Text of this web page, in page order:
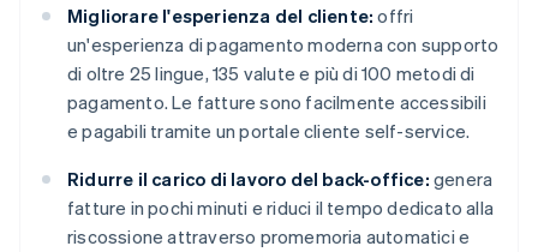
Migliorare l'esperienza del cliente: offri
un'esperienza di pagamento moderna con supporto
di oltre 25 lingue, 135 valute e più di 100 metodi di
pagamento. Le fatture sono facilmente accessibili
e pagabili tramite un portale cliente self-service.
Ridurre il carico di lavoro del back-office: genera
fatture in pochi minuti e riduci il tempo dedicato alla
riscossione attraverso promemoria automatici e